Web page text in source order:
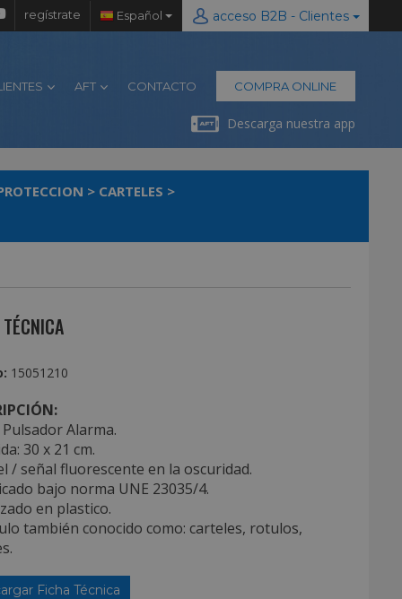
regístrate Español acceso B2B - Clientes
AFT CONTACTO COMPRA ONLINE
Descarga nuestra app
> CARTELES >
15051210
Alarma.
30 x 21 cm.
/ señal fluorescente en la oscuridad.
bajo norma UNE 23035/4.
en plastico.
también conocido como: carteles, rotulos,
Ficha Técnica